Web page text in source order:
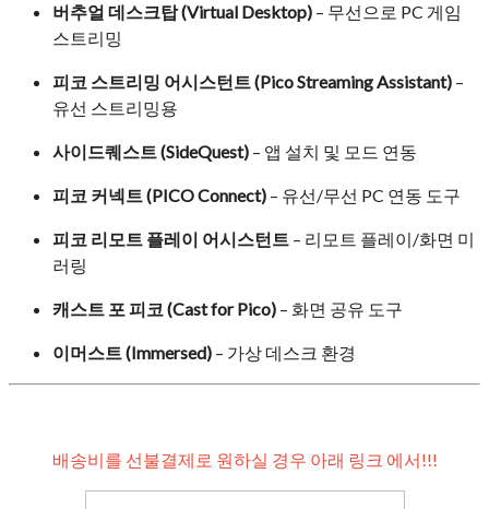
버추얼 데스크탑 (Virtual Desktop) – 무선으로 PC 게임
스트리밍
피코 스트리밍 어시스턴트 (Pico Streaming Assistant) –
유선 스트리밍용
사이드퀘스트 (SideQuest) – 앱 설치 및 모드 연동
피코 커넥트 (PICO Connect) – 유선/무선 PC 연동 도구
피코 리모트 플레이 어시스턴트 – 리모트 플레이/화면 미
러링
캐스트 포 피코 (Cast for Pico) – 화면 공유 도구
이머스트 (Immersed) – 가상 데스크 환경
배송비를 선불결제로 원하실 경우 아래 링크 에서!!!